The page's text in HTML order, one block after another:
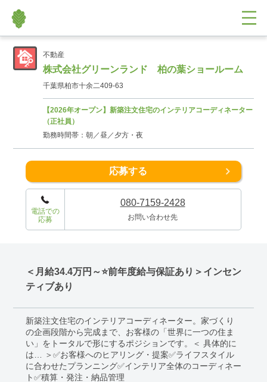
不動産
株式会社グリーンランド 柏の葉ショールーム
千葉県柏市十余二409-63
【2026年オープン】新築注文住宅のインテリアコーディネーター
（正社員）
勤務時間帯：朝／昼／夕方・夜
応募する
電話での
応募
080-7159-2428
お問い合わせ先
＜月給34.4万円～⭐前年度給与保証あり＞インセン
ティブあり
新築注文住宅のインテリアコーディネーター。家づくり
の企画段階から完成まで、お客様の「世界に一つの住ま
い」をトータルで形にするポジションです。＜ 具体的に
は… ＞✅お客様へのヒアリング・提案✅ライフスタイル
に合わせたプランニング✅インテリア全体のコーディネー
ト✅積算・発注・納品管理